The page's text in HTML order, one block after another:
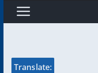
Translate: